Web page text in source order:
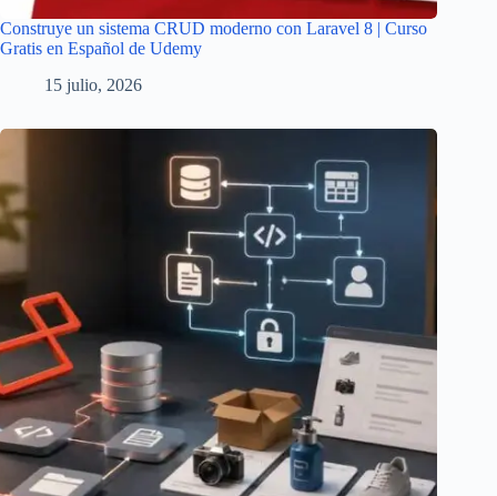
Construye un sistema CRUD moderno con Laravel 8 | Curso
Gratis en Español de Udemy
15 julio, 2026